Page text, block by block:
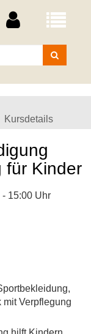
Menü
Kurse
suchen
Kursdetails
für Kinder
- 15:00 Uhr
mit Verpflegung